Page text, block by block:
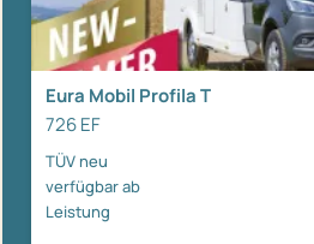
Eura Mobil Profila T
726 EF
TÜV neu
verfügbar ab
Leistung